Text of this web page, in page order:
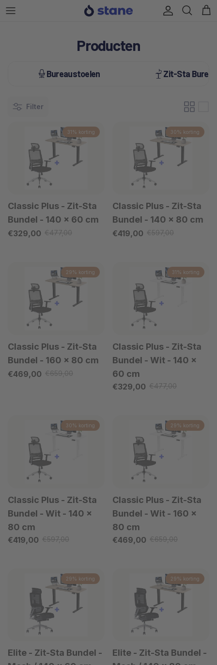
Account
Producten
Bureaustoelen Zit-Sta
Filter
31% korting
Classic Plus - Zit-Sta
Bundel - 140 x 60 cm
Verkoopprijs
€329,00 Reguliere prijs
€477,00
30% korting
Classic Plus - Zit-Sta
Bundel - 140 x 80 cm
Verkoopprijs
€419,00 Reguliere prijs
€597,00
29% korting
Classic Plus - Zit-Sta
Bundel - 160 x 80 cm
Verkoopprijs
€469,00 Reguliere prijs
€659,00
31% korting
Classic Plus - Zit-Sta
Bundel - Wit - 140 x
60 cm
Verkoopprijs
€329,00 Reguliere prijs
€477,00
30% korting
Classic Plus - Zit-Sta
Bundel - Wit - 140 x
80 cm
Verkoopprijs
€419,00 Reguliere prijs
€597,00
29% korting
Classic Plus - Zit-Sta
Bundel - Wit - 160 x
80 cm
Verkoopprijs
€469,00 Reguliere prijs
€659,00
29% korting
Elite - Zit-Sta Bundel -
29% korting
Elite - Zit-Sta Bundel -